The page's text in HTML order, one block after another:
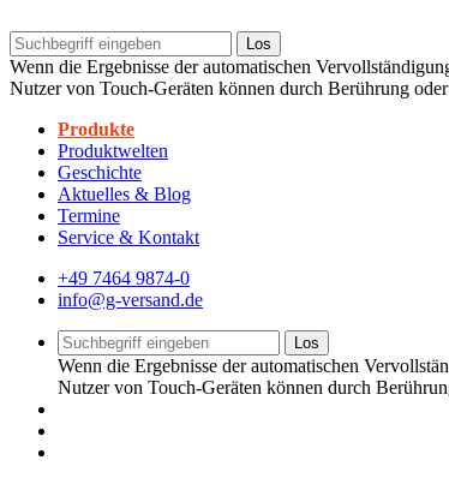
Los
Wenn die Ergebnisse der automatischen
Nutzer von Touch-Geräten können durch Berührung
Produkte
Produktwelten
Geschichte
Aktuelles & Blog
Termine
Service & Kontakt
+49 7464 9874-0
info@g-versand.de
Los
Wenn die Ergebnisse der automatischen
Nutzer von Touch-Geräten können durch